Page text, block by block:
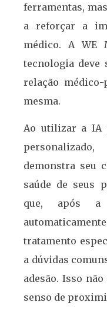
ferramentas,
a reforçar a
médico. A WE
tecnologia
relação
mesma.
Ao utilizar a IA
demonstra seu
saúde de seus
que, após a
tratamento
a dúvidas
adesão. Isso
senso de